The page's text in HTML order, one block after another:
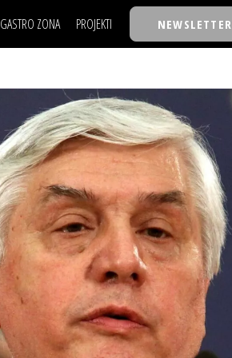
GASTRO ZONA PROJEKTI
TASTY TALKS
30 ISPOD 30
BACK TO OFFICE/SCHOOL
BIZBENDOVI
BIZKOLEGIJUM
BMW BIZNIS LIGA
BIZLIFE WEEK
IZJAVA GODINE
NEWSLETTER
NAJKOLEGA
30 ISPOD 30
BACK TO OFFICE/SCHOOL
BIZBENDOVI
BIZKOLEGIJUM
BMW BIZNIS LIGA
BIZLIFE WEEK
IZJAVA GODINE